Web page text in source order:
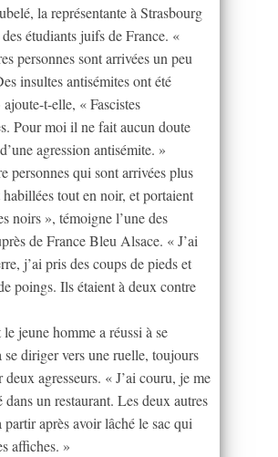
la représentante à Strasbourg
étudiants juifs de France. «
personnes sont arrivées un peu
insultes antisémites ont été
t-elle, « Fascistes
Pour moi il ne fait aucun doute
agression antisémite. »
personnes qui sont arrivées plus
tout en noir, et portaient
noirs », témoigne l’une des
de France Bleu Alsace. « J’ai
j’ai pris des coups de pieds et
poings. Ils étaient à deux contre
jeune homme a réussi à se
se diriger vers une ruelle, toujours
deux agresseurs. « J’ai couru, je me
dans un restaurant. Les deux autres
partir après avoir lâché le sac qui
affiches. »